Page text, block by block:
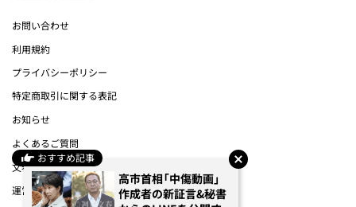
おすすめ記事
高市首相「中傷動画」
作成者の新証言&秘書
お問い合わせ
利用規約
プライバシーポリシー
特定商取引に関する表記
お知らせ
よくあるご質問
文春オンライン
運営会社